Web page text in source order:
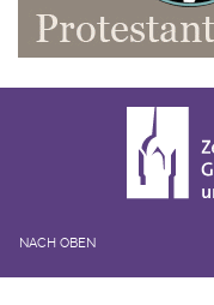
NACH OBEN